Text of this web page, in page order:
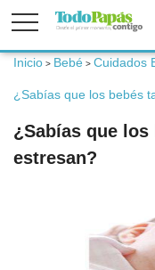
Embarazo
Inicio > Bebé > Cuidados
¿Sabías que los bebés
¿Sabías que
estresan?